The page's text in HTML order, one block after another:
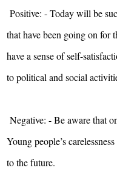
Positive: - Today will be
that have been going on
have a sense of self-
to political and social
Negative: - Be aware that
Young people’s
to the future.